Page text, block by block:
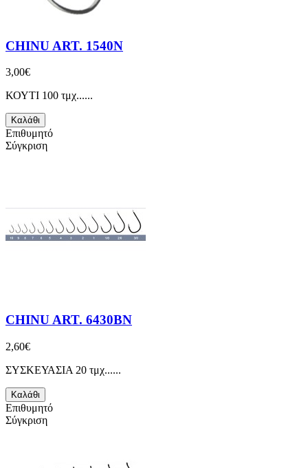
CHINU ART. 1540N
3,00€
ΚΟΥΤΙ 100 τμχ......
Καλάθι
Επιθυμητό
Σύγκριση
CHINU ART. 6430BN
2,60€
ΣΥΣΚΕΥΑΣΙΑ 20 τμχ......
Καλάθι
Επιθυμητό
Σύγκριση